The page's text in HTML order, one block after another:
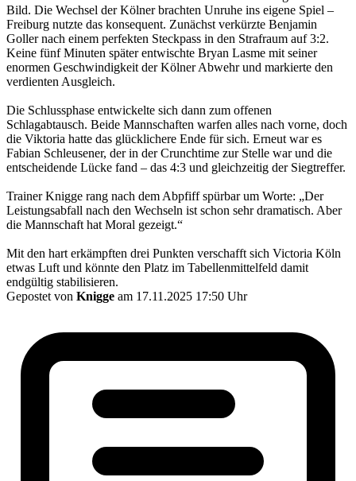
Bild. Die Wechsel der Kölner brachten Unruhe ins eigene Spiel –
Freiburg nutzte das konsequent. Zunächst verkürzte Benjamin
Goller nach einem perfekten Steckpass in den Strafraum auf 3:2.
Keine fünf Minuten später entwischte Bryan Lasme mit seiner
enormen Geschwindigkeit der Kölner Abwehr und markierte den
verdienten Ausgleich.
Die Schlussphase entwickelte sich dann zum offenen
Schlagabtausch. Beide Mannschaften warfen alles nach vorne, doch
die Viktoria hatte das glücklichere Ende für sich. Erneut war es
Fabian Schleusener, der in der Crunchtime zur Stelle war und die
entscheidende Lücke fand – das 4:3 und gleichzeitig der Siegtreffer.
Trainer Knigge rang nach dem Abpfiff spürbar um Worte: „Der
Leistungsabfall nach den Wechseln ist schon sehr dramatisch. Aber
die Mannschaft hat Moral gezeigt.“
Mit den hart erkämpften drei Punkten verschafft sich Victoria Köln
etwas Luft und könnte den Platz im Tabellenmittelfeld damit
endgültig stabilisieren.
Gepostet von Knigge am 17.11.2025 17:50 Uhr